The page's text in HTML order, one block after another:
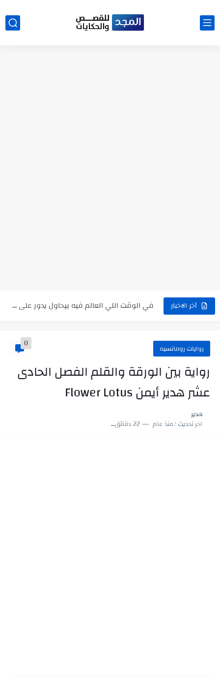
أخر الاخبار
اللعب في سيكولوجية الراجل باسم الدين.. شيوخ التريند وصناعة وعي...
روايات رومانسيه 0
رواية بين الورقة والقلم الفصل الحادى
عشر هدير أيمن Flower Lotus
هدير
اخر تحديث :منذ عام 22 دقائق للقراءة